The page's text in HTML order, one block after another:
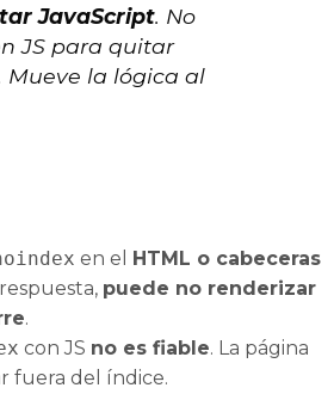
JavaScript. No
JS para quitar
Mueve la lógica al
en el HTML o cabeceras
puede no renderizar
.
con JS no es fiable. La página
fuera del índice.